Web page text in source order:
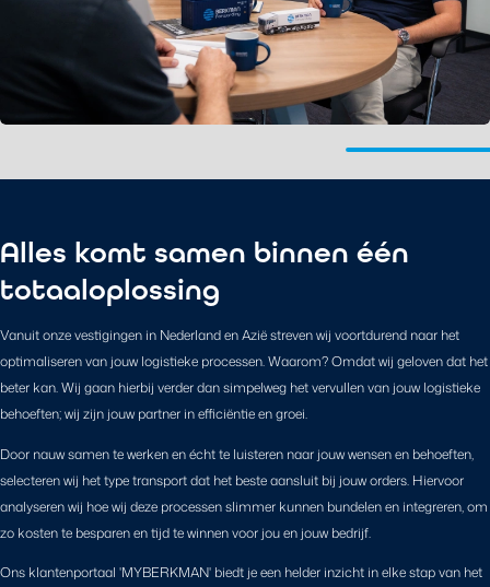
Alles komt samen binnen één
totaaloplossing
Vanuit onze vestigingen in Nederland en Azië streven wij voortdurend naar het
optimaliseren van jouw logistieke processen. Waarom? Omdat wij geloven dat het
beter kan. Wij gaan hierbij verder dan simpelweg het vervullen van jouw logistieke
behoeften; wij zijn jouw partner in efficiëntie en groei.
Door nauw samen te werken en écht te luisteren naar jouw wensen en behoeften,
selecteren wij het type transport dat het beste aansluit bij jouw orders. Hiervoor
analyseren wij hoe wij deze processen slimmer kunnen bundelen en integreren, om
zo kosten te besparen en tijd te winnen voor jou en jouw bedrijf.
Ons klantenportaal 'MYBERKMAN' biedt je een helder inzicht in elke stap van het